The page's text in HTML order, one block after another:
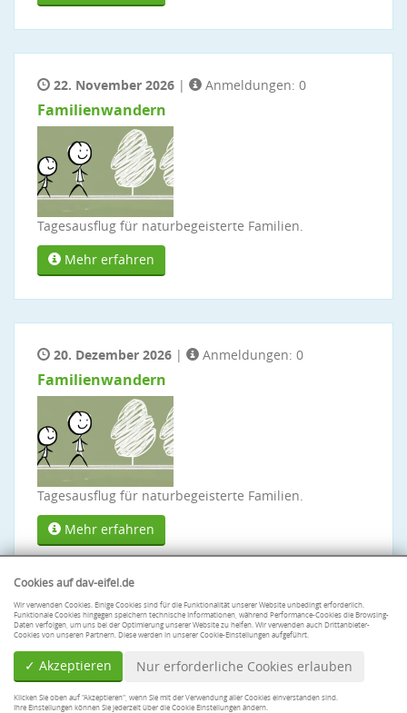
22. November 2026 | Anmeldungen: 0
Familienwandern
Tagesausflug für naturbegeisterte Familien.
Mehr erfahren
20. Dezember 2026 | Anmeldungen: 0
Familienwandern
Tagesausflug für naturbegeisterte Familien.
Mehr erfahren
Cookies auf dav-eifel.de
Wir verwenden Cookies. Einige Cookies sind für die Funktionalität unserer Website unbedingt erforderlich.
Funktionale Cookies hingegen speichern technische Informationen, während Performance-Cookies die Browsing-
Daten verfolgen, um uns bei der Optimierung unserer Website zu helfen. Wir verwenden auch Drittanbieter-
Cookies von unseren Partnern. Diese werden in unserer Cookie-Einstellungen aufgeführt.
✓ Akzeptieren Nur erforderliche Cookies erlauben
Klicken Sie oben auf "Akzeptieren", wenn Sie mit der Verwendung aller Cookies einverstanden sind.
Ihre Einstellungen können Sie jederzeit über die Cookie Einstellungen ändern.